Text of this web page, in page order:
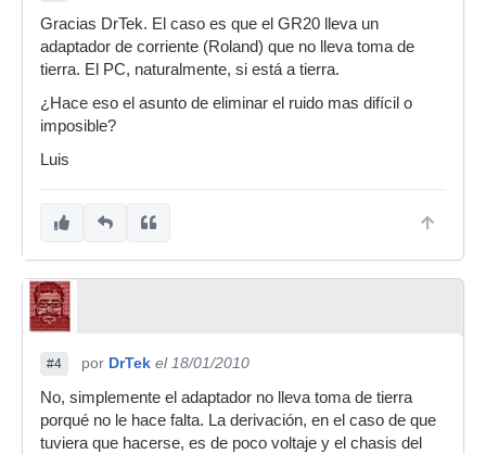
Gracias DrTek. El caso es que el GR20 lleva un
adaptador de corriente (Roland) que no lleva toma de
tierra. El PC, naturalmente, si está a tierra.
¿Hace eso el asunto de eliminar el ruido mas difícil o
imposible?
Luis
#4 por DrTek el 18/01/2010
No, simplemente el adaptador no lleva toma de tierra
porqué no le hace falta. La derivación, en el caso de que
tuviera que hacerse, es de poco voltaje y el chasis del